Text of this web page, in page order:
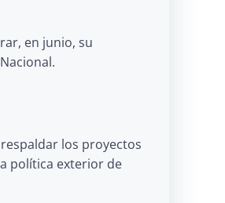
en junio, su
los proyectos
política exterior de